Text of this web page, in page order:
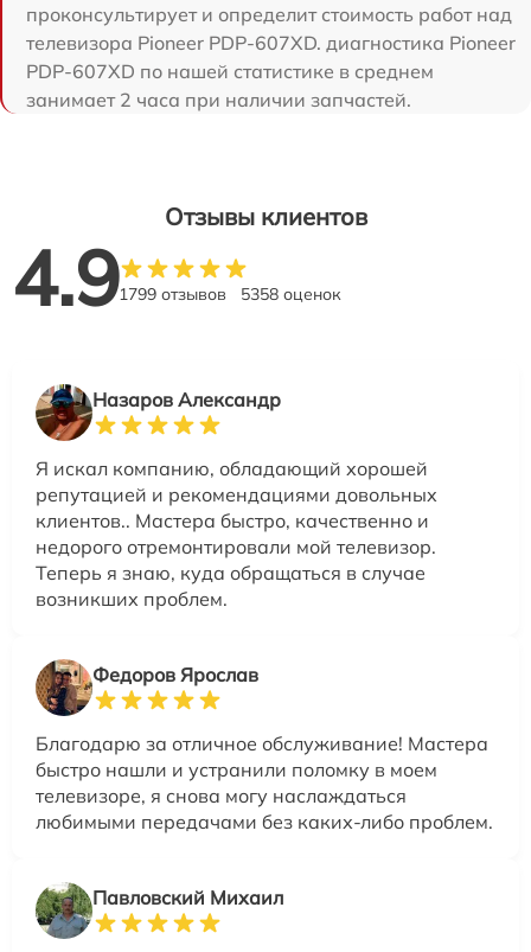
проконсультирует и определит стоимость работ над
телевизора Pioneer PDP-607XD. диагностика Pioneer
PDP-607XD по нашей статистике в среднем
занимает 2 часа при наличии запчастей.
Отзывы клиентов
4.91799 отзывов 5358 оценок
Назаров Александр
Я искал компанию, обладающий хорошей
репутацией и рекомендациями довольных
клиентов.. Мастера быстро, качественно и
недорого отремонтировали мой телевизор.
Теперь я знаю, куда обращаться в случае
возникших проблем.
Федоров Ярослав
Благодарю за отличное обслуживание! Мастера
быстро нашли и устранили поломку в моем
телевизоре, я снова могу наслаждаться
любимыми передачами без каких-либо проблем.
Павловский Михаил